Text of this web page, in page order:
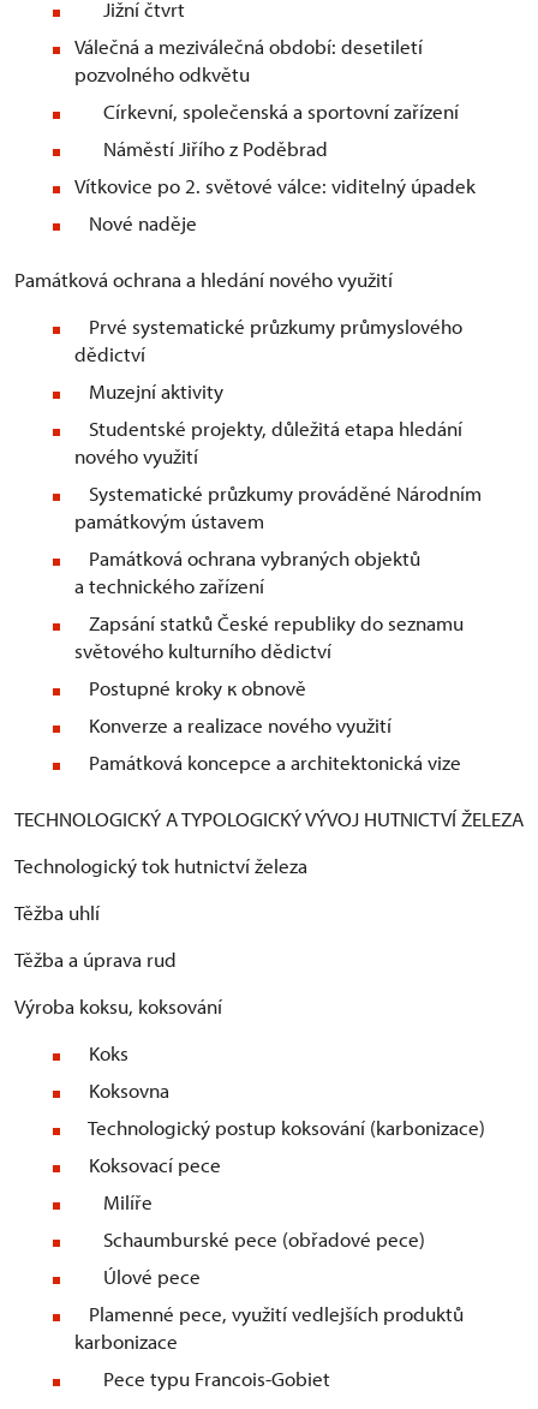
Jižní čtvrt
Válečná a meziválečná období: desetiletí
pozvolného odkvětu
Církevní, společenská a sportovní zařízení
Náměstí Jiřího z Poděbrad
Vítkovice po 2. světové válce: viditelný úpadek
Nové naděje
Památková ochrana a hledání nového využití
Prvé systematické průzkumy průmyslového
dědictví
Muzejní aktivity
Studentské projekty, důležitá etapa hledání
nového využití
Systematické průzkumy prováděné Národním
památkovým ústavem
Památková ochrana vybraných objektů
a technického zařízení
Zapsání statků České republiky do seznamu
světového kulturního dědictví
Postupné kroky к obnově
Konverze a realizace nového využití
Památková koncepce a architektonická vize
TECHNOLOGICKÝ A TYPOLOGICKÝ VÝVOJ HUTNICTVÍ ŽELEZA
Technologický tok hutnictví železa
Těžba uhlí
Těžba a úprava rud
Výroba koksu, koksování
Koks
Koksovna
Technologický postup koksování (karbonizace)
Koksovací pece
Milíře
Schaumburské pece (obřadové pece)
Úlové pece
Plamenné pece, využití vedlejších produktů
karbonizace
Pece typu Francois-Gobiet